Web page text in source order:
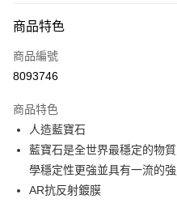
信用卡一次付款
超商取貨付款
Apple Pay
街口支付
悠遊付
商品特色
商品編號
8093746
商品特色
人造藍寶石
藍寶石是全世界最穩定的物
學穩定性更強並具有一流的
AR抗反射鍍膜